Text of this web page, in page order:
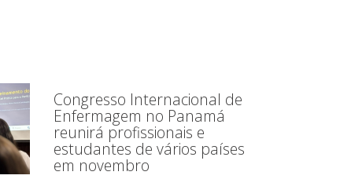
Congresso Internacional de
Enfermagem no Panamá
reunirá profissionais e
estudantes de vários países
em novembro